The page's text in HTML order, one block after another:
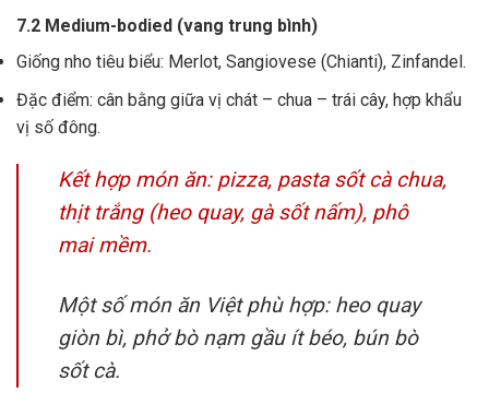
7.2 Medium-bodied (vang trung bình)
Giống nho tiêu biểu: Merlot, Sangiovese (Chianti), Zinfandel.
Đặc điểm: cân bằng giữa vị chát – chua – trái cây, hợp khẩu
vị số đông.
Kết hợp món ăn: pizza, pasta sốt cà chua,
thịt trắng (heo quay, gà sốt nấm), phô
mai mềm.
Một số món ăn Việt phù hợp: heo quay
giòn bì, phở bò nạm gầu ít béo, bún bò
sốt cà.